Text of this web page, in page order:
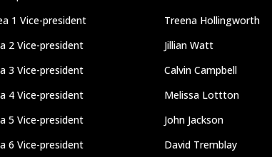
1 Vice-president
2 Vice-president
3 Vice-president
4 Vice-president
5 Vice-president
6 Vice-president
Treena Hollingworth
Jillian Watt
Calvin Campbell
Melissa Lottton
John Jackson
David Tremblay